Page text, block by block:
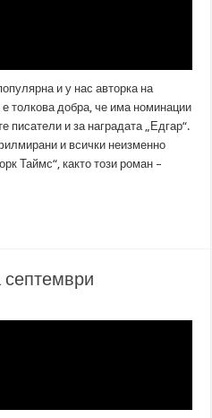
и у нас авторка на
толкова добра, че има номинации
писатели и за наградата „Едгар“.
и всички неизменно
Таймс“, както този роман –
септември